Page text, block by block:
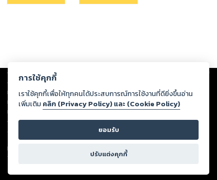
Copyright © 2026
ต่อผลงานหรือเนื้อหาใดที่อัปโหลดผ่านเว็บไซต์และปรากฏว่าละเมิดสิทธิใน
ทรัพย์สินทางปัญญาของบุคคลอื่นหรือขัดต่อกฎหมายและศีลธรรม ดังนั้น ผู้อ่าน
ทุกท่านโปรดใช้วิจารณญาณในการกลั่นกรองด้วยตนเอง และหากท่านพบว่าส่วน
หนึ่งส่วนใดขัดต่อกฎหมายและศีลธรรม กรุณาแจ้งมายังบริษัท เพื่อทีมงานจะได้
ดำเนินการในทันที ทั้งนี้ ทางสตอรี่ล็อกขอสงวนลิขสิทธิ์ตามพระราชบัญญัติ
ลิขสิทธิ์ พ.ศ. 2537 (ฉบับล่าสุด)
For support: member@ookbee.com
Version
การใช้คุกกี้
เราใช้คุกกี้เพื่อให้ทุกคนได้ประสบการณ์การใช้งานที่ดียิ่งขึ้นอ่าน
เพิ่มเติม คลิก (Privacy Policy) และ (Cookie Policy)
ยอมรับ
ปรับแต่งคุกกี้